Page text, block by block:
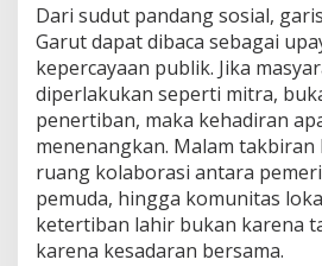
Dari sudut pandang sosial,
Garut dapat dibaca sebagai
kepercayaan publik. Jika
diperlakukan seperti mitra,
penertiban, maka kehadiran
menenangkan. Malam
ruang kolaborasi antara
pemuda, hingga komunitas
ketertiban lahir bukan karena
karena kesadaran bersama.